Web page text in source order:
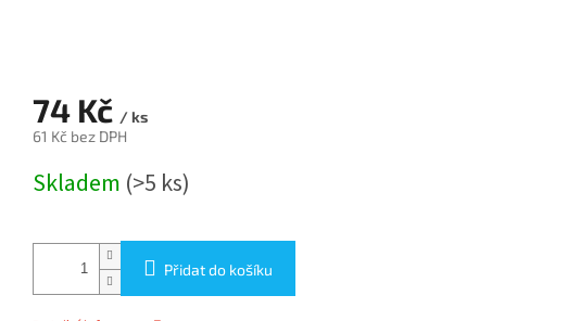
74 Kč / ks
61 Kč bez DPH
cena:
Skladem (>5 ks)
Přidat do košíku